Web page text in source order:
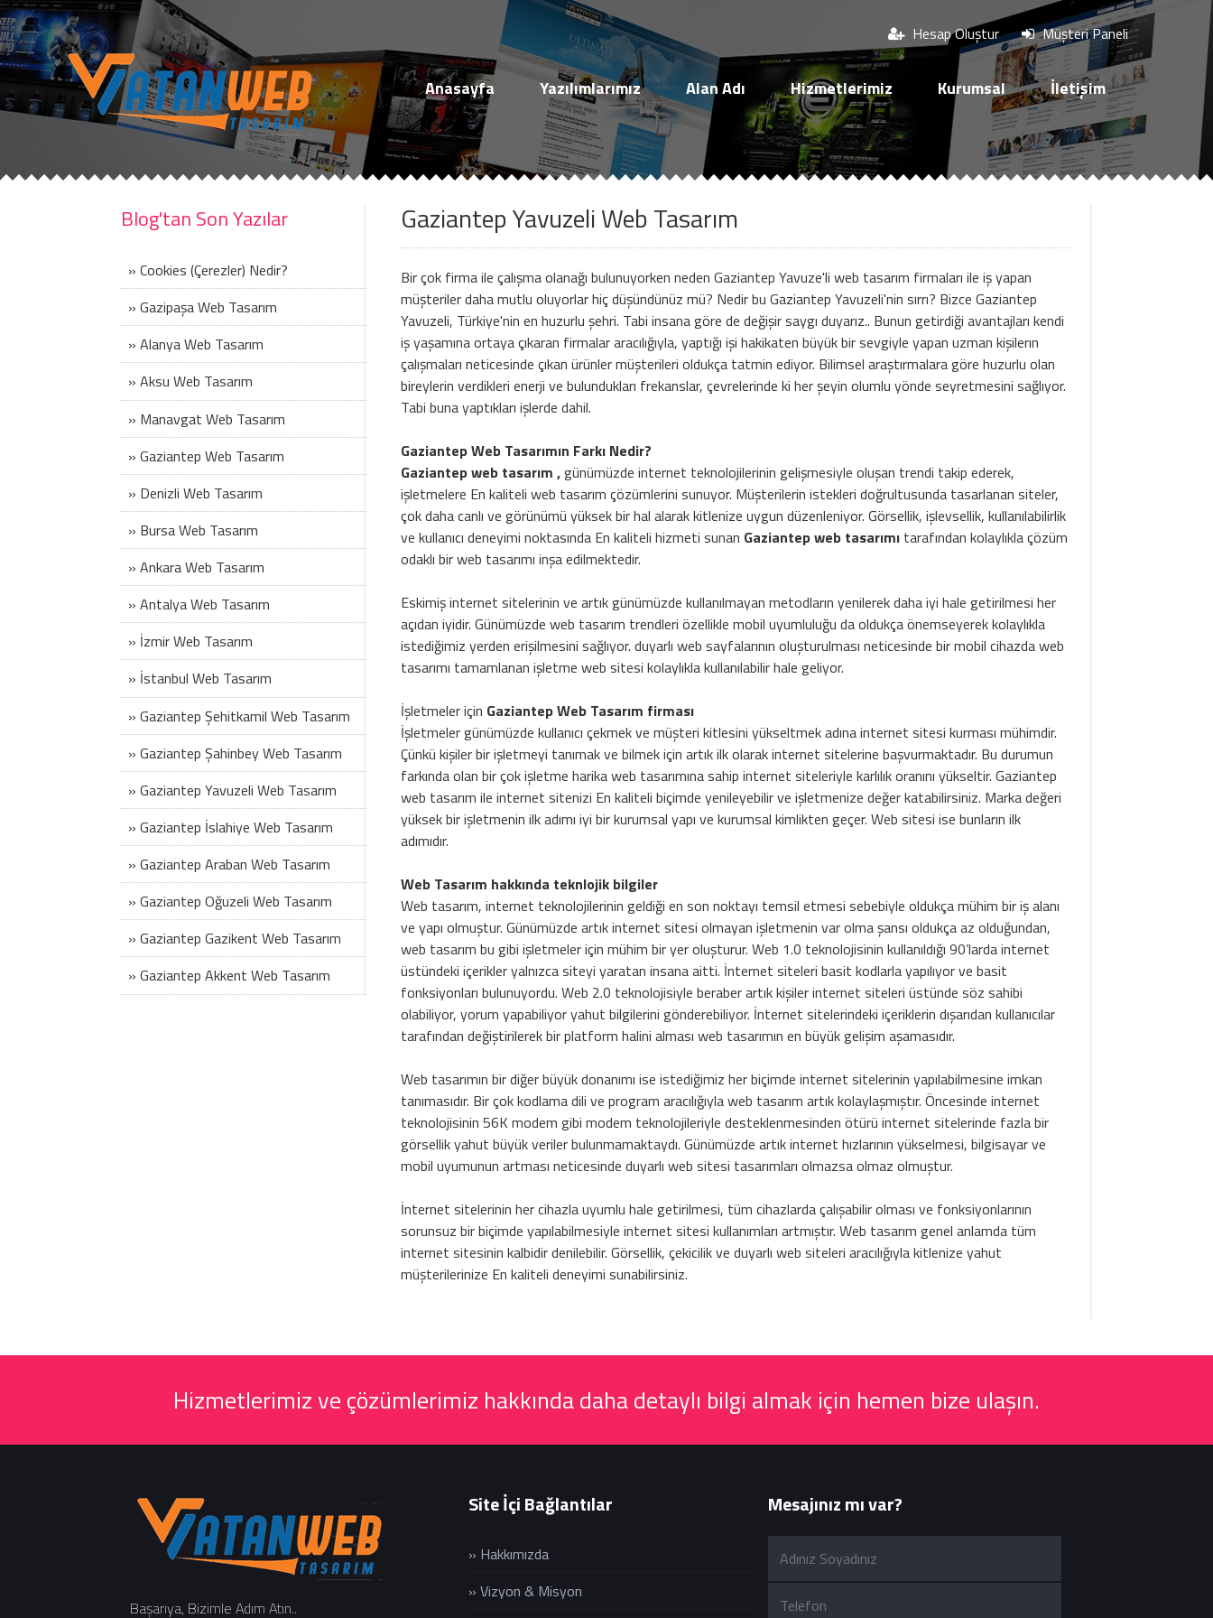
Müşteri Paneli
Hesap Oluştur
Anasayfa Yazılımlarımız Alan Adı Hizmetlerimiz Kurumsal İletişim
Gaziantep Yavuzeli Web Tasarım
Bir çok firma ile çalışma olanağı bulunuyorken neden Gaziantep Yavuze'li web tasarım firmaları ile iş yapan
müşteriler daha mutlu oluyorlar hiç düşündünüz mü? Nedir bu Gaziantep Yavuzeli'nin sırrı? Bizce Gaziantep
Yavuzeli, Türkiye'nin en huzurlu şehri. Tabi insana göre de değişir saygı duyarız.. Bunun getirdiği avantajları kendi
iş yaşamına ortaya çıkaran firmalar aracılığıyla, yaptığı işi hakikaten büyük bir sevgiyle yapan uzman kişilerın
çalışmaları neticesinde çıkan ürünler müşterileri oldukça tatmin ediyor. Bilimsel araştırmalara göre huzurlu olan
bireylerin verdikleri enerji ve bulundukları frekanslar, çevrelerinde ki her şeyin olumlu yönde seyretmesini sağlıyor.
Tabi buna yaptıkları işlerde dahil.
Gaziantep Web Tasarımın Farkı Nedir?
Gaziantep web tasarım ,günümüzde internet teknolojilerinin gelişmesiyle oluşan trendi takip ederek,
işletmelere En kaliteli web tasarım çözümlerini sunuyor. Müşterilerin istekleri doğrultusunda tasarlanan siteler,
çok daha canlı ve görünümü yüksek bir hal alarak kitlenize uygun düzenleniyor. Görsellik, işlevsellik, kullanılabilirlik
ve kullanıcı deneyimi noktasında En kaliteli hizmeti sunan Gaziantep web tasarımı tarafından kolaylıkla çözüm
odaklı bir web tasarımı inşa edilmektedir.
Eskimiş internet sitelerinin ve artık günümüzde kullanılmayan metodların yenilerek daha iyi hale getirilmesi her
açıdan iyidir. Günümüzde web tasarım trendleri özellikle mobil uyumluluğu da oldukça önemseyerek kolaylıkla
istediğimiz yerden erişilmesini sağlıyor. duyarlı web sayfalarının oluşturulması neticesinde bir mobil cihazda web
tasarımı tamamlanan işletme web sitesi kolaylıkla kullanılabilir hale geliyor.
İşletmeler için Gaziantep Web Tasarım firması
İşletmeler günümüzde kullanıcı çekmek ve müşteri kitlesini yükseltmek adına internet sitesi kurması mühimdir.
Çünkü kişiler bir işletmeyi tanımak ve bilmek için artık ilk olarak internet sitelerine başvurmaktadır. Bu durumun
farkında olan bir çok işletme harika web tasarımına sahip internet siteleriyle karlılık oranını yükseltir. Gaziantep
web tasarım ile internet sitenizi En kaliteli biçimde yenileyebilir ve işletmenize değer katabilirsiniz. Marka değeri
yüksek bir işletmenin ilk adımı iyi bir kurumsal yapı ve kurumsal kimlikten geçer. Web sitesi ise bunların ilk
adımıdır.
Web Tasarım hakkında teknlojik bilgiler
Web tasarım, internet teknolojilerinin geldiği en son noktayı temsil etmesi sebebiyle oldukça mühim bir iş alanı
ve yapı olmuştur. Günümüzde artık internet sitesi olmayan işletmenin var olma şansı oldukça az olduğundan,
web tasarım bu gibi işletmeler için mühim bir yer oluşturur. Web 1.0 teknolojisinin kullanıldığı 90’larda internet
üstündeki içerikler yalnızca siteyi yaratan insana aitti. İnternet siteleri basit kodlarla yapılıyor ve basit
fonksiyonları bulunuyordu. Web 2.0 teknolojisiyle beraber artık kişiler internet siteleri üstünde söz sahibi
olabiliyor, yorum yapabiliyor yahut bilgilerini gönderebiliyor. İnternet sitelerindeki içeriklerin dışarıdan kullanıcılar
tarafından değiştirilerek bir platform halini alması web tasarımın en büyük gelişim aşamasıdır.
Web tasarımın bir diğer büyük donanımı ise istediğimiz her biçimde internet sitelerinin yapılabilmesine imkan
tanımasıdır. Bir çok kodlama dili ve program aracılığıyla web tasarım artık kolaylaşmıştır. Öncesinde internet
teknolojisinin 56K modem gibi modem teknolojileriyle desteklenmesinden ötürü internet sitelerinde fazla bir
görsellik yahut büyük veriler bulunmamaktaydı. Günümüzde artık internet hızlarının yükselmesi, bilgisayar ve
mobil uyumunun artması neticesinde duyarlı web sitesi tasarımları olmazsa olmaz olmuştur.
İnternet sitelerinin her cihazla uyumlu hale getirilmesi, tüm cihazlarda çalışabilir olması ve fonksiyonlarının
sorunsuz bir biçimde yapılabilmesiyle internet sitesi kullanımları artmıştır. Web tasarım genel anlamda tüm
internet sitesinin kalbidir denilebilir. Görsellik, çekicilik ve duyarlı web siteleri aracılığıyla kitlenize yahut
müşterilerinize En kaliteli deneyimi sunabilirsiniz.
Blog'tan Son Yazılar
» Cookies (Çerezler) Nedir?
» Gazipaşa Web Tasarım
» Alanya Web Tasarım
» Aksu Web Tasarım
» Manavgat Web Tasarım
» Gaziantep Web Tasarım
» Denizli Web Tasarım
» Bursa Web Tasarım
» Ankara Web Tasarım
» Antalya Web Tasarım
» İzmir Web Tasarım
» İstanbul Web Tasarım
» Gaziantep Şehitkamil Web Tasarım
» Gaziantep Şahinbey Web Tasarım
» Gaziantep Yavuzeli Web Tasarım
» Gaziantep İslahiye Web Tasarım
» Gaziantep Araban Web Tasarım
» Gaziantep Oğuzeli Web Tasarım
» Gaziantep Gazikent Web Tasarım
» Gaziantep Akkent Web Tasarım
Hizmetlerimiz ve çözümlerimiz hakkında daha detaylı bilgi almak için hemen bize ulaşın.
Başarıya, Bizimle Adım Atın..
Site İçi Bağlantılar
» Hakkımızda
» Vizyon & Misyon
Mesajınız mı var?
Müşteri Paneli
Beni Hatırla Şifremi Unuttum!
Giriş Yap
Henüz Hesabınız Yok mu?
Hemen Hesap Oluştur!